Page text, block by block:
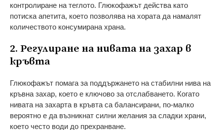
контролиране на теглото. Глюкофажът действа като
потиска апетита, което позволява на хората да намалят
количеството консумирана храна.
2. Регулиране на нивата на захар в
кръвта
Глюкофажът помага за поддържането на стабилни нива на
кръвна захар, което е ключово за отслабването. Когато
нивата на захарта в кръвта са балансирани, по-малко
вероятно е да възникнат силни желания за сладки храни,
което често води до прехранване.